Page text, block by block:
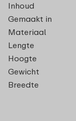
Inhoud
Gemaakt in
Materiaal
Lengte
Hoogte
Gewicht
Breedte